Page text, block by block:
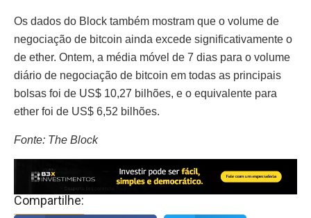
Os dados do Block também mostram que o volume de
negociação de bitcoin ainda excede significativamente o
de ether. Ontem, a média móvel de 7 dias para o volume
diário de negociação de bitcoin em todas as principais
bolsas foi de US$ 10,27 bilhões, e o equivalente para
ether foi de US$ 6,52 bilhões.
Fonte: The Block
Compartilhe: